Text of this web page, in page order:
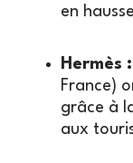
en
Hermès :
France)
grâce à
aux